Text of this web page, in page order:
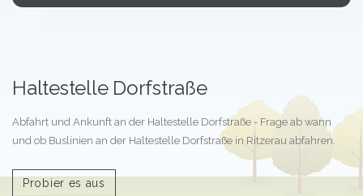
Haltestelle Dorfstraße
Abfahrt und Ankunft an der Haltestelle Dorfstraße - Frage ab wann
und ob Buslinien an der Haltestelle Dorfstraße in Ritzerau abfahren.
Probier es aus